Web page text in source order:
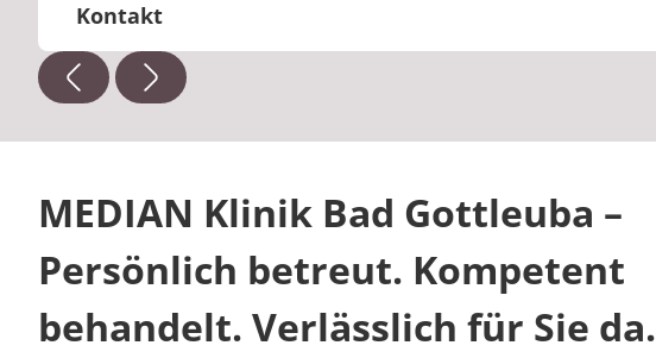
Kontakt
Telefon:
+49 35023 64-2420
E-Mail:
marco.gastmann@median-kliniken.de
MEDIAN Klinik Bad Gottleuba –
Persönlich betreut. Kompetent
behandelt. Verlässlich für Sie da.